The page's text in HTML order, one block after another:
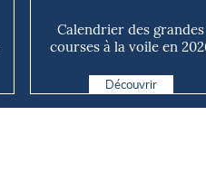
Calendrier des grandes
courses à la voile en
Découvrir